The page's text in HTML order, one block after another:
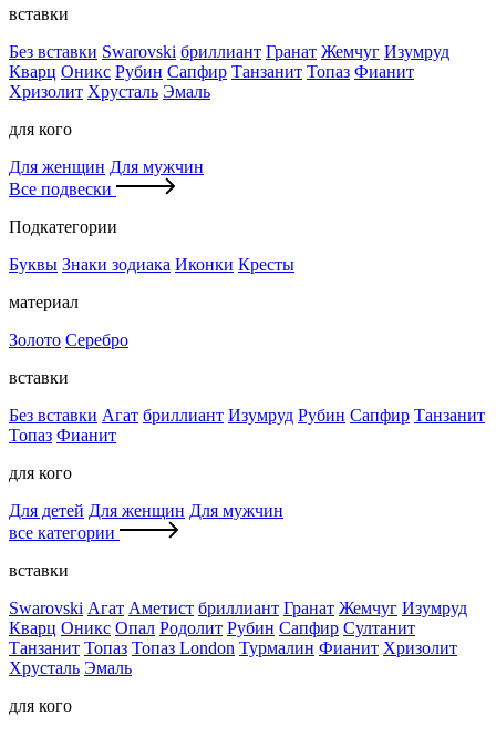
вставки
Без вставки Swarovski бриллиант Гранат Жемчуг Изумруд
Кварц Оникс Рубин Сапфир Танзанит Топаз Фианит
Хризолит Хрусталь Эмаль
для кого
Для женщин Для мужчин
Все подвески
Подкатегории
Буквы Знаки зодиака Иконки Кресты
материал
Золото Серебро
вставки
Без вставки Агат бриллиант Изумруд Рубин Сапфир Танзанит
Топаз Фианит
для кого
Для детей Для женщин Для мужчин
все категории
вставки
Swarovski Агат Аметист бриллиант Гранат Жемчуг Изумруд
Кварц Оникс Опал Родолит Рубин Сапфир Султанит
Танзанит Топаз Топаз London Турмалин Фианит Хризолит
Хрусталь Эмаль
для кого